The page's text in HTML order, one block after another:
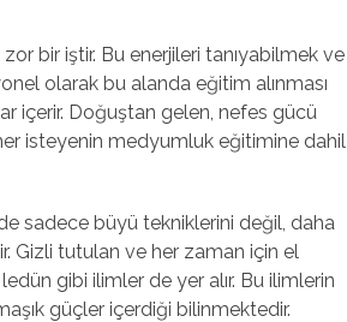
bir iştir. Bu enerjileri tanıyabilmek ve
olarak bu alanda eğitim alınması
içerir. Doğuştan gelen, nefes gücü
isteyenin medyumluk eğitimine dahil
sadece büyü tekniklerini değil, daha
Gizli tutulan ve her zaman için el
gibi ilimler de yer alır. Bu ilimlerin
güçler içerdiği bilinmektedir.